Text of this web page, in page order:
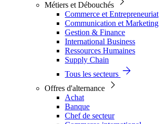
Métiers et Débouchés
Commerce et Entrepreneuriat
Communication et Marketing
Gestion & Finance
International Business
Ressources Humaines
Supply Chain
Tous les secteurs
Offres d'alternance
Achat
Banque
Chef de secteur